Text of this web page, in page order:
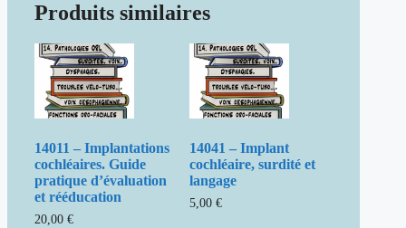
Produits similaires
14011 – Implantations
cochléaires. Guide
pratique d’évaluation
et rééducation
20,00 €
14041 – Implant
cochléaire, surdité et
langage
5,00 €